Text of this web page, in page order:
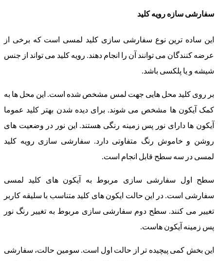
سفارشی سازه رویه کلید
این ساده ترین نوع سفارشی سازی کلید لمسی است که برخی از
عرضه کنندگان می توانند آن را انجام دهند. رویه کلید می تواند از جنس
شیشه و یا پلکسی باشد.
بر روی کلید محل هایی جهت لمس مشخص شده است. این محل ها به
کمک آیکون ها مشخص می شوند. برای دیده شدن بهتر کلید عموما
آیکون ها دارای نور پس زمینه رنگی هستند. این نور در وضعیت های
روشن و خاموش رنگ متفاوتی دارد. سفارشی سازی رویه کلید
لمسی در سه سطح قابل انجام است.
سطح اول سفارشی سازی مربوط به آیکون های کلید لمسی
سفارشی است. در این حالت ایکون های کلید متناسب با سلیقه کاربر
تغییر می کنند. سطح دوم سفارشی سازی مربوط به تغییر رنگ نور
پس زمینه آیکون هاست.
این بخش کمی پیچیده تر از حالت اول است. سومین حالت، سفارشی